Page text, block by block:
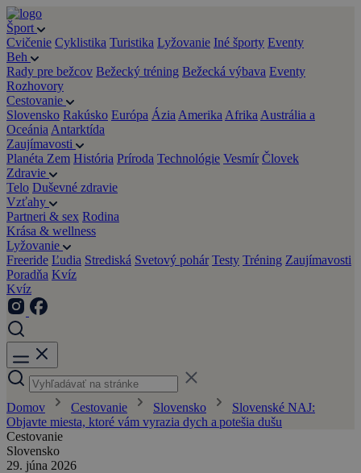
Šport
Cvičenie Cyklistika Turistika Lyžovanie Iné športy Eventy
Beh
Rady pre bežcov Bežecký tréning Bežecká výbava Eventy
Rozhovory
Cestovanie
Slovensko Rakúsko Európa Ázia Amerika Afrika Austrália a
Oceánia Antarktída
Zaujímavosti
Planéta Zem História Príroda Technológie Vesmír Človek
Zdravie
Telo Duševné zdravie
Vzťahy
Partneri & sex Rodina
Krása & wellness
Lyžovanie
Freeride Ľudia Strediská Svetový pohár Testy Tréning Zaujímavosti
Poradňa Kvíz
Kvíz
Domov Cestovanie Slovensko
Slovenské NAJ:
Objavte miesta, ktoré vám vyrazia dych a potešia dušu
Cestovanie
Slovensko
29. júna 2026